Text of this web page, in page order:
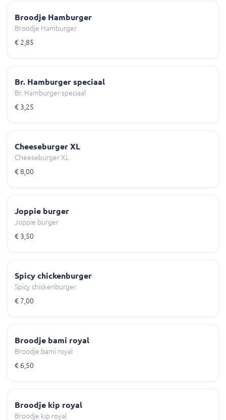
Broodje Hamburger
Broodje Hamburger
€ 2,85
Br. Hamburger speciaal
Br. Hamburger speciaal
€ 3,25
Cheeseburger XL
Cheeseburger XL
€ 8,00
Joppie burger
Joppie burger
€ 3,50
Spicy chickenburger
Spicy chickenburger
€ 7,00
Broodje bami royal
Broodje bami royal
€ 6,50
Broodje kip royal
Broodje kip royal